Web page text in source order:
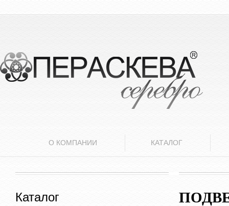
О КОМПАНИИ КАТАЛОГ
Каталог